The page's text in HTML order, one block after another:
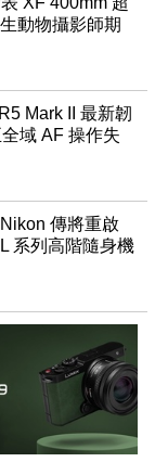
動物攝影師期
Mark II 最新韌
域 AF 操作失
傳將重啟
系列高階隨身機